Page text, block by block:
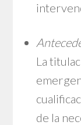
La
de la